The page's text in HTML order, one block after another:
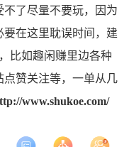
了尽量不要玩，因为
在这里耽误时间，建
比如趣闲赚里边各种
赞关注等，一单从几
www.shukoe.com/